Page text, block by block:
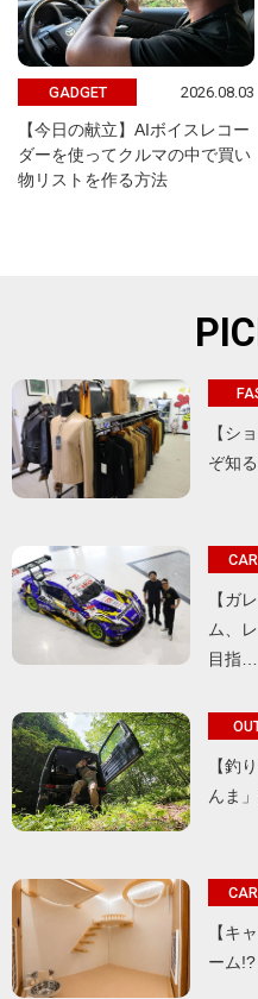
GADGET 2026.08.03
【今日の献立】AIボイスレコー
ダーを使ってクルマの中で買い
物リストを作る方法
【シ
ぞ知
【ガ
ム、
目指…
【釣
んま
【キ
ーム